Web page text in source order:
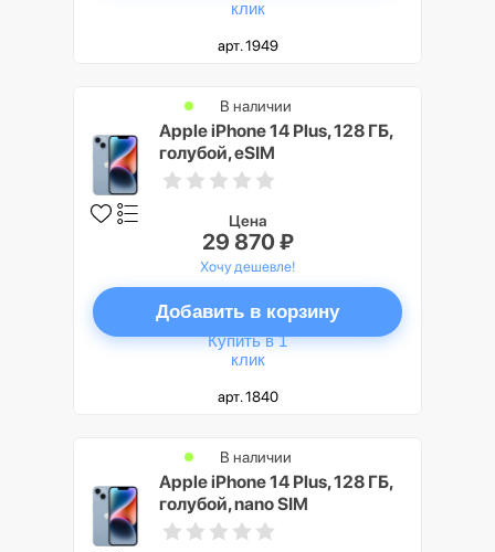
клик
арт. 1949
Apple iPhone 14 Plus, 128 ГБ,
голубой, eSIM
В наличии
Цена
29 870 ₽
Хочу дешевле!
Добавить в корзину
Купить в 1
клик
арт. 1840
Apple iPhone 14 Plus, 128 ГБ,
голубой, nano SIM
В наличии